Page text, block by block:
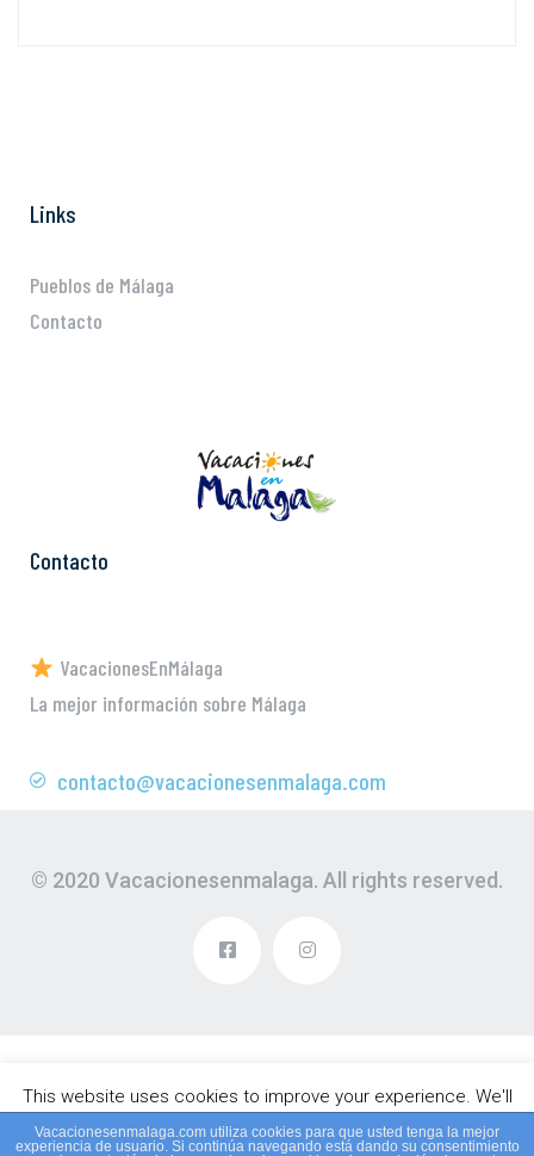
Links
Pueblos de Málaga
Contacto
Contacto
VacacionesEnMálaga
La mejor información sobre Málaga
contacto@vacacionesenmalaga.com
© 2020 Vacacionesenmalaga. All rights reserved.
Vacacionesenmalaga.com utiliza cookies para que usted tenga la mejor
experiencia de usuario. Si continúa navegando está dando su consentimiento
This website uses cookies to improve your experience. We'll
assume you're ok with this, but you can opt-out if you wish.